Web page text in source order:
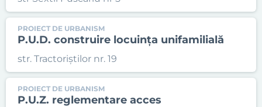
PROIECT DE URBANISM
P.U.D. construire locuința unifamilială
str. Tractoriștilor nr. 19
PROIECT DE URBANISM
P.U.Z. reglementare acces